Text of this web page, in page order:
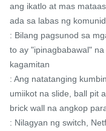
ang ikatlo at mas
ada sa labas ng
: Bilang pagsunod sa
to ay "ipinagbabawal"
kagamitan
: Ang natatanging
umiikot na slide, ball pit
brick wall na angkop
: Nilagyan ng switch,